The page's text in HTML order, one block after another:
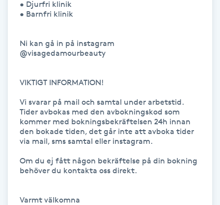
Klippning
Klippning & Slingor
Koppningsmassage
Kosmetisk tatuering
Kostrådgivning
• Djurfri klinik
• Barnfri klinik
Ni kan gå in på instagram
@visagedamourbeauty
VIKTIGT INFORMATION!
Vi svarar på mail och samtal under arbetstid.
Tider avbokas med den avbokningskod som
kommer med bokningsbekräftelsen 24h innan
den bokade tiden, det går inte att avboka tider
via mail, sms samtal eller instagram.
Om du ej fått någon bekräftelse på din bokning
behöver du kontakta oss direkt.
Varmt välkomna